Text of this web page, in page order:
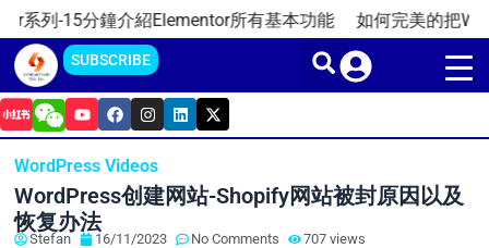
Skip
content
-15分鐘介紹Elementor所有基本功能 如何完美的把
SUBSCRIBE
Y
o
u
u
e
F
a
c
b
o
I
n
s
a
g
r
m
L
i
n
d
i
X
-
t
t
r
WordPress Videos
WordPress创建网站-Shopify网站被封原因以及
恢复办法
Stefan 16/11/2023 No Comments 707 views